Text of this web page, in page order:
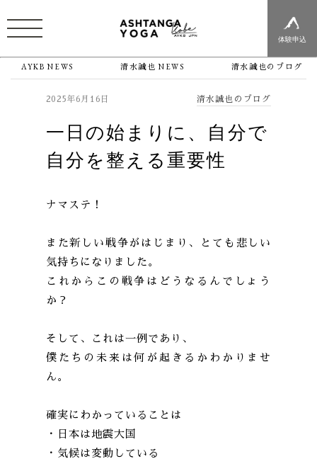
体験申込
AYKB NEWS 清水誠也 NEWS 清水誠也のブログ
2025年6月16日 清水誠也のブログ
一日の始まりに、自分で
自分を整える重要性
ナマステ！
また新しい戦争がはじまり、とても悲しい
気持ちになりました。
これからこの戦争はどうなるんでしょう
か？
そして、これは一例であり、
僕たちの未来は何が起きるかわかりませ
ん。
確実にわかっていることは
・日本は地震大国
・気候は変動している